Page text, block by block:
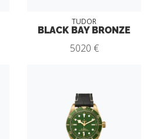
TUDOR
BLACK BAY BRONZE
5020 €